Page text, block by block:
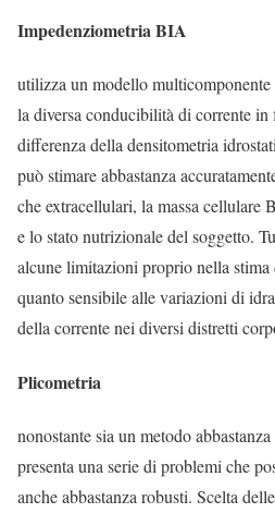
Impedenziometria BIA
utilizza un modello
la diversa conducibilità di corrente
differenza della densitometria
può stimare abbastanza
che extracellulari, la massa cellulare
e lo stato nutrizionale del soggetto.
alcune limitazioni proprio nella stima
quanto sensibile alle variazioni di
della corrente nei diversi distretti
Plicometria
nonostante sia un metodo
presenta una serie di problemi che
anche abbastanza robusti. Scelta